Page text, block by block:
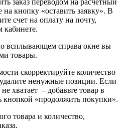
кнопку «оставить заявку». В
счет на оплату на почту,
всплывающем справа окне вы
товары.
скорректируйте количество
ненужные позиции. Если
хватает – добавьте товар в
кнопкой «продолжить покупки».
товара и количество,